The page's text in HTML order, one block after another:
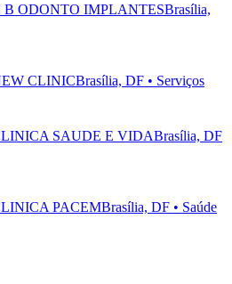
B ODONTO IMPLANTESBrasília,
CLINICBrasília, DF • Serviços
SAUDE E VIDABrasília, DF
PACEMBrasília, DF • Saúde